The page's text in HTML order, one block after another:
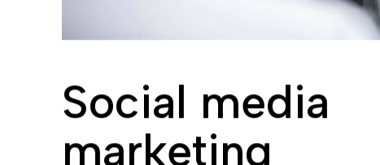
Una web agency può elevare lo
garantendole visibilità e
l’immagine dell’azienda, con
che li contraddistinguono.
sono efficaci, il web marketing